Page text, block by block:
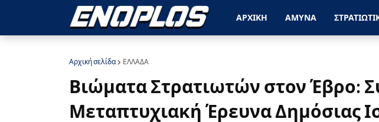
ΑΡΧΙΚΗ ΑΜΥΝΑ
Αρχική σελίδα ΕΛΛΑΔΑ
Βιώματα Στρατιωτών στον Έβρο:
Μεταπτυχιακή Έρευνα Δημόσιας